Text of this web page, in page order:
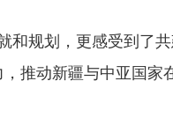
规划，更感受到了
推动新疆与中亚国